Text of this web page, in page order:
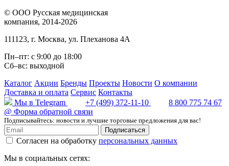
© ООО Русская медицинская
компания, 2014-2026
111123, г. Москва, ул. Плеханова 4А
Пн–пт: с 9:00 до 18:00
Сб–вс: выходной
Каталог Акции Бренды Проекты Новости О компании
Доставка и оплата Сервис Контакты
Мы в Telegram
+7 (499) 372-11-10
8 800 775 74 67
@ Форма обратной связи
Подписывайтесь: новости и лучшие торговые предложения для вас!
Подписаться
Согласен на обработку персональных данных
Мы в социальных сетях: